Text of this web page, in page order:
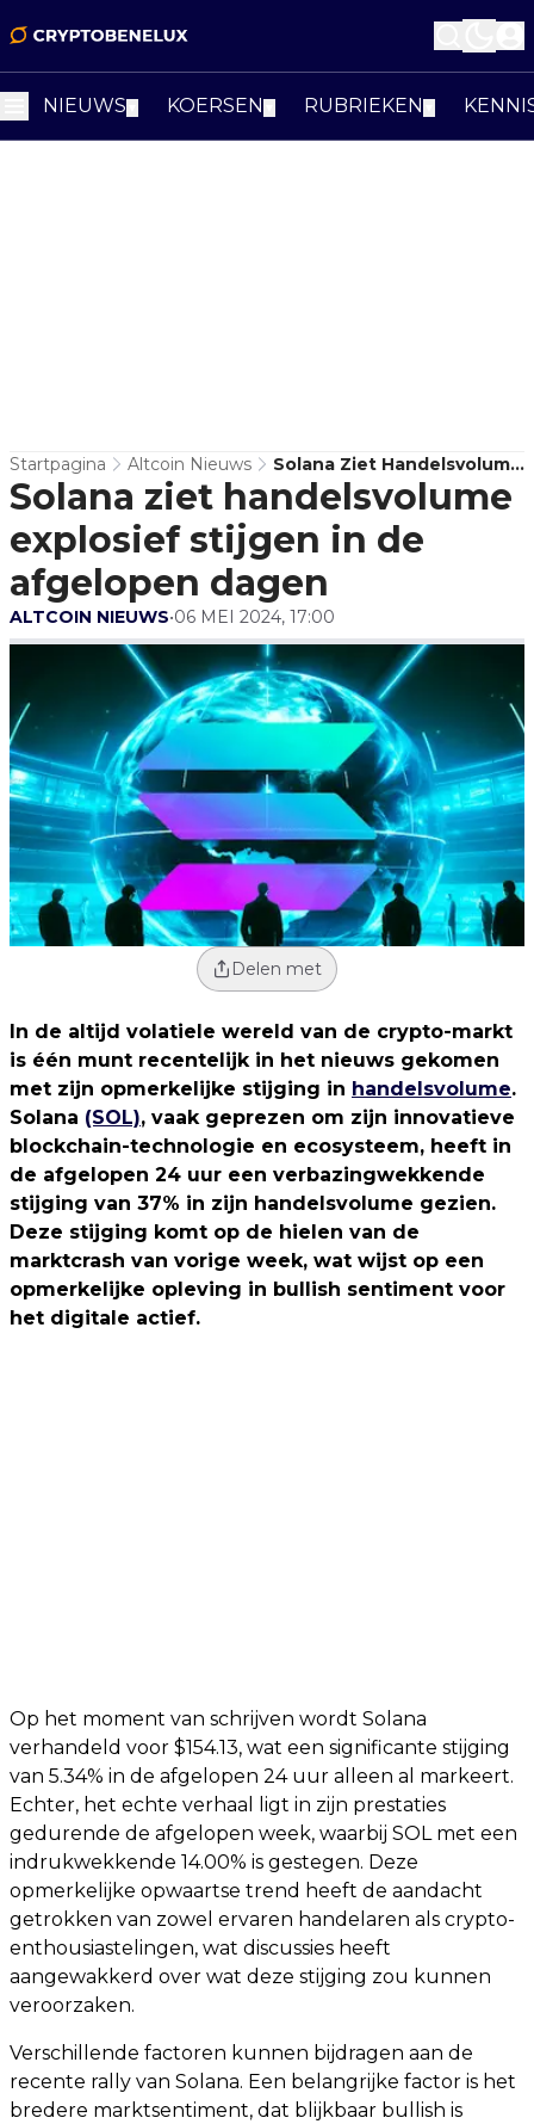
NIEUWS KOERSEN RUBRIEKEN
Startpagina Altcoin Nieuws
Solana Ziet Handelsvolume
Explosief Stijgen In De
Afgelopen Dagen
Solana ziet handelsvolume
explosief stijgen in de
afgelopen dagen
ALTCOIN NIEUWS•06 MEI 2024, 17:00
Delen met
In de altijd volatiele wereld van de crypto-markt
is één munt recentelijk in het nieuws gekomen
met zijn opmerkelijke stijging in handelsvolume.
Solana (SOL), vaak geprezen om zijn innovatieve
blockchain-technologie en ecosysteem, heeft in
de afgelopen 24 uur een verbazingwekkende
stijging van 37% in zijn handelsvolume gezien.
Deze stijging komt op de hielen van de
marktcrash van vorige week, wat wijst op een
opmerkelijke opleving in bullish sentiment voor
het digitale actief.
Op het moment van schrijven wordt Solana
verhandeld voor $154.13, wat een significante stijging
van 5.34% in de afgelopen 24 uur alleen al markeert.
Echter, het echte verhaal ligt in zijn prestaties
gedurende de afgelopen week, waarbij SOL met een
indrukwekkende 14.00% is gestegen. Deze
opmerkelijke opwaartse trend heeft de aandacht
getrokken van zowel ervaren handelaren als crypto-
enthousiastelingen, wat discussies heeft
aangewakkerd over wat deze stijging zou kunnen
veroorzaken.
Verschillende factoren kunnen bijdragen aan de
recente rally van Solana. Een belangrijke factor is het
bredere marktsentiment, dat blijkbaar bullish is